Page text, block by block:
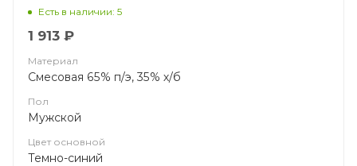
Есть в наличии: 5
1 913 ₽
Материал
Смесовая 65% п/э, 35% х/б
Пол
Мужской
Цвет основной
Темно-синий